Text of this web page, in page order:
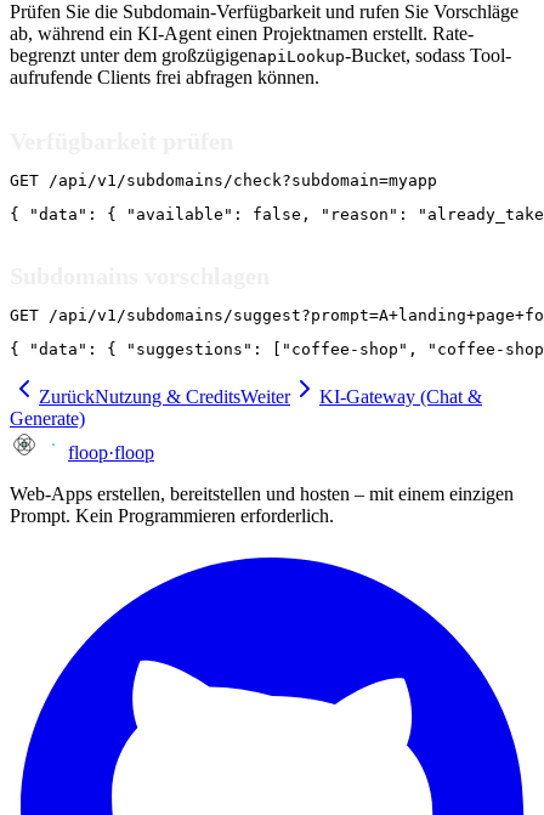
Prüfen Sie die Subdomain-Verfügbarkeit und rufen Sie Vorschläge
ab, während ein KI-Agent einen Projektnamen erstellt. Rate-
begrenzt unter dem großzügigenapiLookup-Bucket, sodass Tool-
aufrufende Clients frei abfragen können.
GET /api/v1/subdomains/check?subdomain=myapp
{ "data": { "available": false, "reason":
GET /api/v1/subdomains/
{ "data": { "suggestions": ["coffee-shop", "coffee-
ZurückNutzung & CreditsWeiter
KI-Gateway (Chat &
Generate)
floop·floop
Web-Apps erstellen, bereitstellen und hosten – mit einem einzigen
Prompt. Kein Programmieren erforderlich.